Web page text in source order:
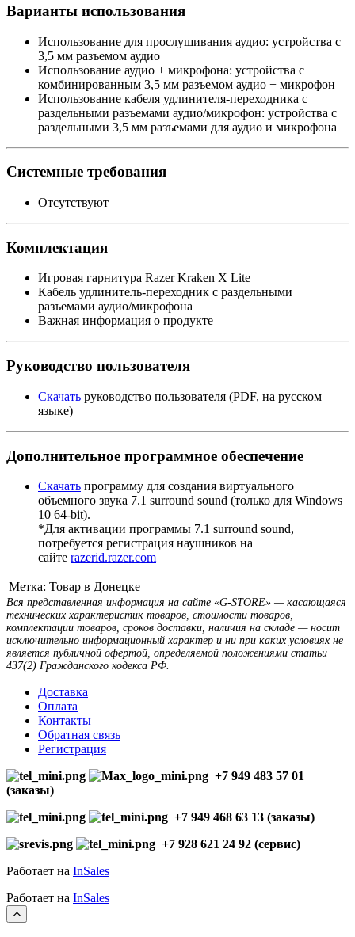
Варианты использования
Использование для прослушивания аудио: устройства с
3,5 мм разъемом аудио
Использование аудио + микрофона: устройства с
комбинированным 3,5 мм разъемом аудио + микрофон
Использование кабеля удлинителя-переходника с
раздельными разъемами аудио/микрофон: устройства с
раздельными 3,5 мм разъемами для аудио и микрофона
Системные требования
Отсутствуют
Комплектация
Игровая гарнитура Razer Kraken Х Lite
Кабель удлинитель-переходник с раздельными
разъемами аудио/микрофона
Важная информация о продукте
Руководство пользователя
Скачать руководство пользователя (PDF, на русском
языке)
Дополнительное программное обеспечение
Скачать программу для создания виртуального
объемного звука 7.1 surround sound (только для Windows
10 64-bit).
*Для активации программы 7.1 surround sound,
потребуется регистрация наушников на
сайте razerid.razer.com
Метка: Товар в Донецке
Вся представленная информация на сайте «G-STORE» — касающаяся
технических характеристик товаров, стоимости товаров,
комплектации товаров, сроков доставки, наличия на складе — носит
исключительно информационный характер и ни при каких условиях не
является публичной офертой, определяемой положениями статьи
437(2) Гражданского кодекса РФ.
Доставка
Оплата
Контакты
Обратная связь
Регистрация
+7 949 483 57 01
(заказы)
+7 949 468 63 13 (заказы)
+7 928 621 24 92 (сервис)
Работает на InSales
Работает на InSales